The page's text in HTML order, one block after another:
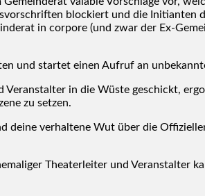
blo­ckiert und die
in cor­po­re (und zwar der Ex-
und star­tet einen Auf­ruf an
Ver­an­stal­ter in die Wüs­te geschickt,
zu set­zen.
dei­ne ver­hal­te­ne Wut über die
Thea­ter­lei­ter und